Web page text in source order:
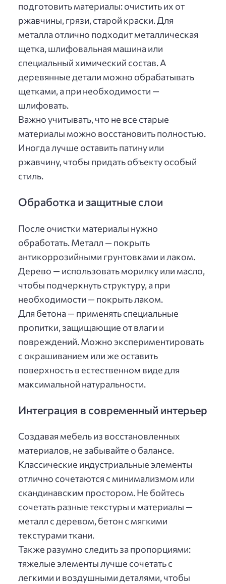
подготовить материалы: очистить их от
ржавчины, грязи, старой краски. Для
металла отлично подходит металлическая
щетка, шлифовальная машина или
специальный химический состав. А
деревянные детали можно обрабатывать
щетками, а при необходимости —
шлифовать.
Важно учитывать, что не все старые
материалы можно восстановить полностью.
Иногда лучше оставить патину или
ржавчину, чтобы придать объекту особый
стиль.
Обработка и защитные слои
После очистки материалы нужно
обработать. Металл — покрыть
антикоррозийными грунтовками и лаком.
Дерево — использовать морилку или масло,
чтобы подчеркнуть структуру, а при
необходимости — покрыть лаком.
Для бетона — применять специальные
пропитки, защищающие от влаги и
повреждений. Можно экспериментировать
с окрашиванием или же оставить
поверхность в естественном виде для
максимальной натуральности.
Интеграция в современный интерьер
Создавая мебель из восстановленных
материалов, не забывайте о балансе.
Классические индустриальные элементы
отлично сочетаются с минимализмом или
скандинавским простором. Не бойтесь
сочетать разные текстуры и материалы —
металл с деревом, бетон с мягкими
текстурами ткани.
Также разумно следить за пропорциями:
тяжелые элементы лучше сочетать с
легкими и воздушными деталями, чтобы